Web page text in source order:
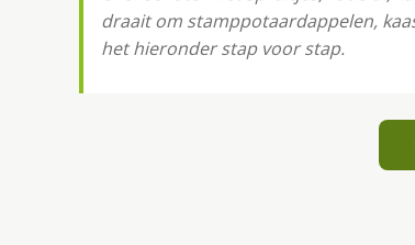
draait om stamppotaardappelen,
het hieronder stap voor stap.